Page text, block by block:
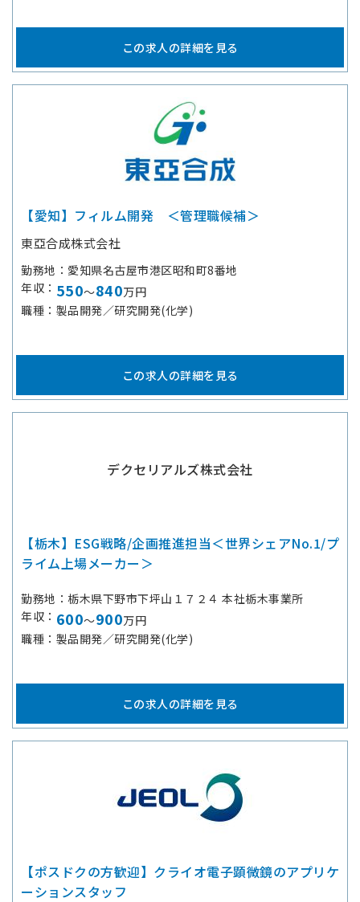
この求人の詳細を見る
【愛知】フィルム開発 ＜管理職候補＞
東亞合成株式会社
勤務地
愛知県名古屋市港区昭和町8番地
年収
550～840万円
職種
製品開発／研究開発(化学)
この求人の詳細を見る
デクセリアルズ株式会社
【栃木】ESG戦略/企画推進担当＜世界シェアNo.1/プ
ライム上場メーカー＞
勤務地
栃木県下野市下坪山１７２４ 本社栃木事業所
年収
600～900万円
職種
製品開発／研究開発(化学)
この求人の詳細を見る
【ポスドクの方歓迎】クライオ電子顕微鏡のアプリケ
ーションスタッフ